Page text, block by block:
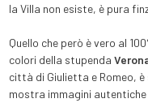
la Villa non esiste, è pura
Quello che però è vero al
colori della stupenda
città di Giulietta e Romeo,
mostra immagini